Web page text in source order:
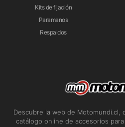
Kits de fijación
Paramanos
Respaldos
Descubre la web de Motomundi.cl,
catálogo online de accesorios